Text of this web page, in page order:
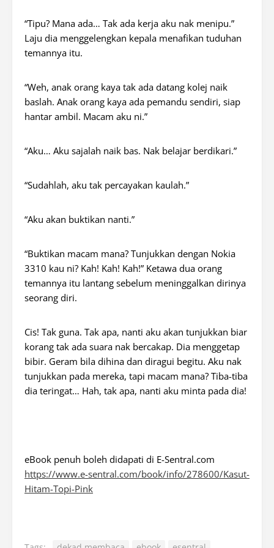
“Tipu? Mana ada… Tak ada kerja aku nak menipu.”
Laju dia menggelengkan kepala menafikan tuduhan
temannya itu.
“Weh, anak orang kaya tak ada datang kolej naik
baslah. Anak orang kaya ada pemandu sendiri, siap
hantar ambil. Macam aku ni.”
“Aku… Aku sajalah naik bas. Nak belajar berdikari.”
“Sudahlah, aku tak percayakan kaulah.”
“Aku akan buktikan nanti.”
“Buktikan macam mana? Tunjukkan dengan Nokia
3310 kau ni? Kah! Kah! Kah!” Ketawa dua orang
temannya itu lantang sebelum meninggalkan dirinya
seorang diri.
Cis! Tak guna. Tak apa, nanti aku akan tunjukkan biar
korang tak ada suara nak bercakap. Dia menggetap
bibir. Geram bila dihina dan diragui begitu. Aku nak
tunjukkan pada mereka, tapi macam mana? Tiba-tiba
dia teringat… Hah, tak apa, nanti aku minta pada dia!
eBook penuh boleh didapati di E-Sentral.com
https://www.e-sentral.com/book/info/278600/Kasut-
Hitam-Topi-Pink